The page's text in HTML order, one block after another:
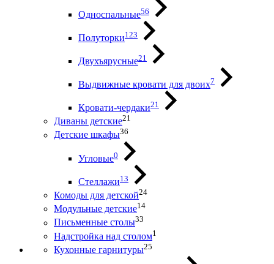
Односпальные56
Полуторки123
Двухъярусные21
Выдвижные кровати для двоих7
Кровати-чердаки21
Диваны детские21
Детские шкафы36
Угловые0
Стеллажи13
Комоды для детской24
Модульные детские14
Письменные столы33
Надстройка над столом1
Кухонные гарнитуры25